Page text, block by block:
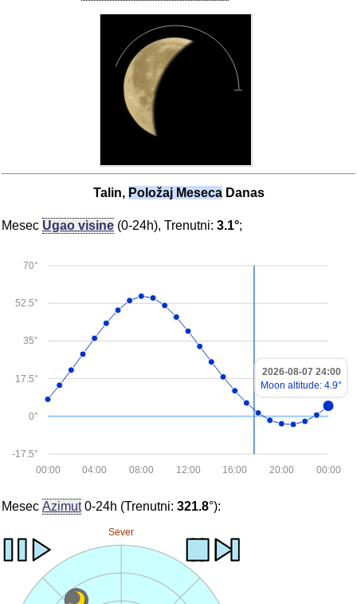
Talin, Položaj MesecaDanas
Mesec Ugao visine (0-24h), Trenutni: 3.1°;
-17.5°
0°
17.5°
35°
52.5°
70°
00:00
20:00
16:00
12:00
08:00
04:00
00:00
2026-08-07 24:00
Moon altitude: 4.9°
Mesec Azimut0-24h (Trenutni: 321.8°):
Sever